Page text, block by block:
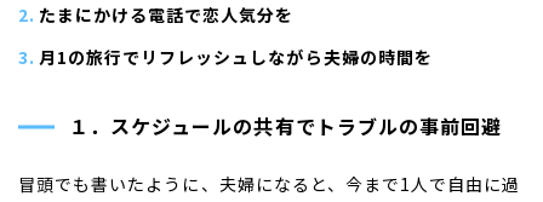
たまにかける電話で恋人気分を
月1の旅行でリフレッシュしながら夫婦の時間を
１．スケジュールの共有でトラブルの事前回避
冒頭でも書いたように、夫婦になると、今まで1人で自由に過